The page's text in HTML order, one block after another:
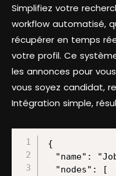
Simplifiez votre
workflow automatisé,
récupérer en temps
votre profil. Ce
les annonces pour
vous soyez candidat,
Intégration simple,
{
"name":
  "nodes": [